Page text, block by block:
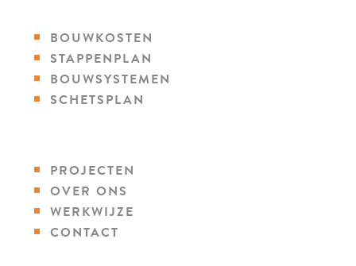
BOUWKOSTEN
STAPPENPLAN
BOUWSYSTEMEN
SCHETSPLAN
PROJECTEN
OVER ONS
WERKWIJZE
CONTACT